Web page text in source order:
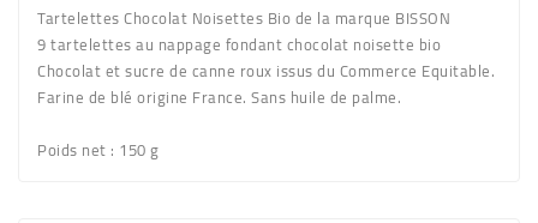
Tartelettes Chocolat Noisettes Biode la marque BISSON
9 tartelettes au nappage fondant chocolat noisette bio
Chocolat et sucre de canne roux issus du Commerce Equitable.
Farine de blé origine France. Sans huile de palme.
Poids net : 150 g